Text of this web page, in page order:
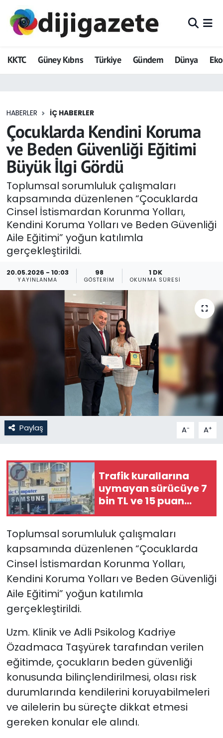
KKTC Güney Kıbrıs Türkiye Gündem Dünya
HABERLER İÇ HABERLER
Çocuklarda Kendini Koruma
ve Beden Güvenliği Eğitimi
Büyük İlgi Gördü
Toplumsal sorumluluk çalışmaları
kapsamında düzenlenen “Çocuklarda
Cinsel İstismardan Korunma Yolları,
Kendini Koruma Yolları ve Beden Güvenliği
Aile Eğitimi” yoğun katılımla
gerçekleştirildi.
20.05.2026 - 10:03
YAYINLANMA
98
GÖSTERIM
1 DK
OKUNMA SÜRESI
Paylaş A- A+
Trafik kurallarına
uymayan sürücüye 7
bin TL ve 15 puan
ceza…
Toplumsal sorumluluk çalışmaları
kapsamında düzenlenen “Çocuklarda
Cinsel İstismardan Korunma Yolları,
Kendini Koruma Yolları ve Beden Güvenliği
Aile Eğitimi” yoğun katılımla
gerçekleştirildi.
Uzm. Klinik ve Adli Psikolog Kadriye
Özadmaca Taşyürek tarafından verilen
eğitimde, çocukların beden güvenliği
konusunda bilinçlendirilmesi, olası risk
durumlarında kendilerini koruyabilmeleri
ve ailelerin bu süreçte dikkat etmesi
gereken konular ele alındı.
ADVERTORIAL
Dijigazete
Eğitim
Ekonomi
Foto Galeri
GEZİ
Güncel
Gündem
KKTC
KKTC YEREL SEÇİM 2018
Kültür Sanat
Nöbetçi Eczaneler
Otomobil Dünyası
SAĞLIK
Spor
TÜRKiYE
Video Galeri
YAŞAM
Hava Durumu
Trafik Durumu
Tüm Manşetler
Son Dakika Haberleri
Haber Arşivi